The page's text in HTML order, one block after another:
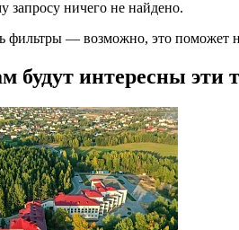
ничего не найдено.
фильтры — возможно, это поможет
будут интересны эти